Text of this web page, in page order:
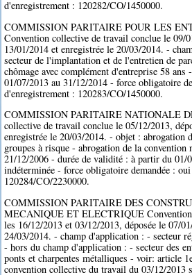
d'enregistrement : 120282/CO/1450000.
COMMISSION PARITAIRE POUR LES
Convention collective de travail conclue le 09/
13/01/2014 et enregistrée le 20/03/2014. -
secteur de l'implantation et de l'entretien de
chômage avec complément d'entreprise 58
01/07/2013 au 31/12/2014 - force obligatoire
d'enregistrement : 120283/CO/1450000.
COMMISSION PARITAIRE NATIONALE
collective de travail conclue le 05/12/2013,
enregistrée le 20/03/2014. - objet : abrogation
groupes à risque - abrogation de la convention
21/12/2006 - durée de validité : à partir du 01/
indéterminée - force obligatoire demandée :
120284/CO/2230000.
COMMISSION PARITAIRE DES
MECANIQUE ET ELECTRIQUE
les 16/12/2013 et 03/12/2013, déposée le 07/
24/03/2014. - champ d'application : - secteur
- hors du champ d'application : - secteur des
ponts et charpentes métalliques - voir: article
convention collective du travail du 03/12/2013